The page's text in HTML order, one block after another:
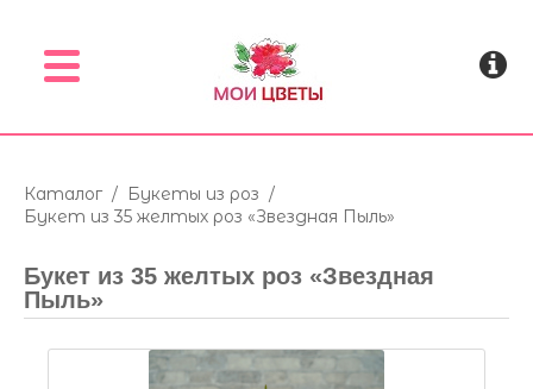
Menu
Каталог / Букеты из роз /
Букет из 35 желтых роз «Звездная Пыль»
Букет из 35 желтых роз «Звездная
Пыль»